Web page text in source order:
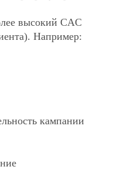
высокий CAC
Например:
кампании